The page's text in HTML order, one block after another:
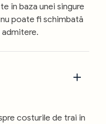
în baza unei singure
poate fi schimbată
admitere.
costurile de trai în